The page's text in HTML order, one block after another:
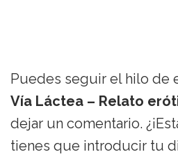
Puedes seguir el hilo de
Vía Láctea – Relato
dejar un comentario.
tienes que introducir tu